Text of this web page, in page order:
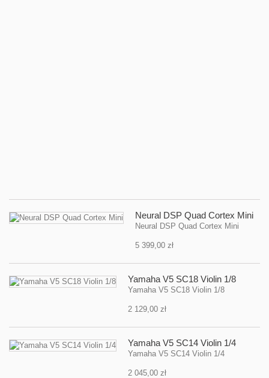
Neural DSP Quad Cortex Mini
Neural DSP Quad Cortex Mini
5 399,00 zł
Yamaha V5 SC18 Violin 1/8
Yamaha V5 SC18 Violin 1/8
2 129,00 zł
Yamaha V5 SC14 Violin 1/4
Yamaha V5 SC14 Violin 1/4
2 045,00 zł